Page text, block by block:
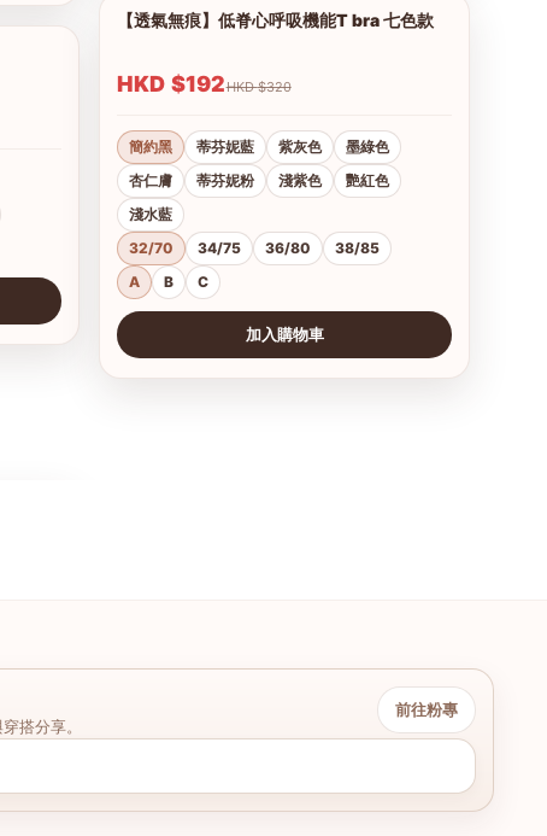
1/28
【透氣無痕】低脊心呼吸機能T bra 七色款
HKD $192 HKD $320
簡約黑 蒂芬妮藍 紫灰色
墨綠色
杏仁膚
蒂芬妮粉 淺紫色
艷紅色
淺水藍
32/70
34/75 36/80
38/85
A
B C
加入購物車
搭分享。
前往粉專